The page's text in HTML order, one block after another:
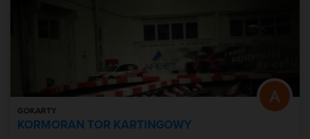
GOKARTY
KORMORAN TOR KARTINGOWY